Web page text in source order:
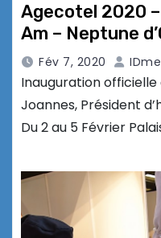
Agecotel 2020
Am – Neptune
Fév 7, 2020
Inauguration
Joannes, Président
Du 2 au 5 Février